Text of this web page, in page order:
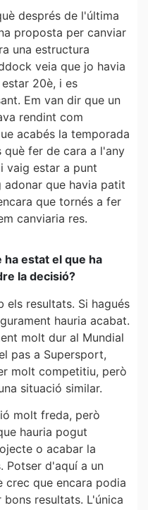
després de l'última
proposta per canviar
una estructura
veia que jo havia
20è, i es
Em van dir que un
rendint com
acabés la temporada
fer de cara a l'any
vaig estar a punt
que havia patit
que tornés a fer
canviaria res.
ha estat el que ha
la decisió?
resultats. Si hagués
hauria acabat.
molt dur al Mundial
pas a Supersport,
molt competitiu, però
situació similar.
molt freda, però
hauria pogut
o acabar la
Potser d'aquí a un
crec que encara podia
resultats. L'única